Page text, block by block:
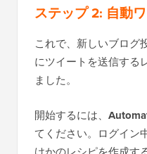
ステップ 2: 自動
これで、新しいブログ
にツイートを送信する
ました。
開始するには、
てください。ログイン